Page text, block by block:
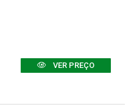
VER PREÇO